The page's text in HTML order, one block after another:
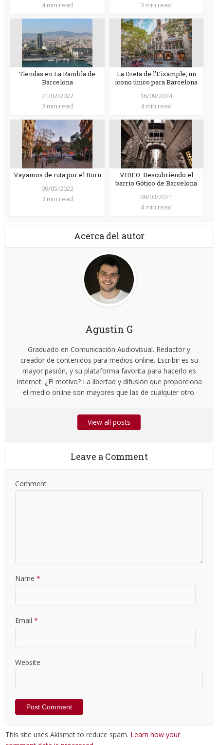
4 min read
3 min read
Tiendas en La Rambla de
Barcelona
21/02/2022
3 min read
La Dreta de l’Eixample, un
ícono único para Barcelona
16/09/2024
4 min read
Vayamos de ruta por el Born
09/05/2022
3 min read
VIDEO: Descubriendo el
barrio Gótico de Barcelona
09/03/2021
4 min read
Acerca del autor
Agustin G
Graduado en Comunicación Audiovisual. Redactor y
creador de contenidos para medios online. Escribir es su
mayor pasión, y su plataforma favorita para hacerlo es
Internet. ¿El motivo? La libertad y difusión que proporciona
el medio online son mayores que las de cualquier otro.
View all posts
Leave a Comment
Comment
Name *
Email *
Website
This site uses Akismet to reduce spam. Learn how your